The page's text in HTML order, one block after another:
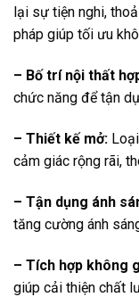
lại sự tiện nghi,
pháp giúp tối ưu
– Bố trí nội thất
chức năng để tận
– Thiết kế mở:
cảm giác rộng rãi,
– Tận dụng ánh
tăng cường ánh
– Tích hợp không
giúp cải thiện chất